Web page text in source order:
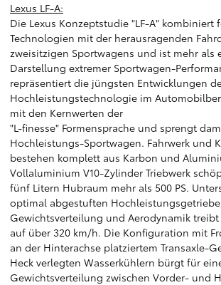
Lexus LF-A:
Die Lexus Konzeptstudie "LF-A" kombiniert
Technologien mit der herausragenden
zweisitzigen Sportwagens und ist mehr als
Darstellung extremer Sportwagen-
repräsentiert die jüngsten Entwicklungen
Hochleistungstechnologie im
mit den Kernwerten der
"L-finesse" Formensprache und sprengt
Hochleistungs-Sportwagen. Fahrwerk und
bestehen komplett aus Karbon und
Vollaluminium V10-Zylinder Triebwerk
fünf Litern Hubraum mehr als 500 PS.
optimal abgestuften
Gewichtsverteilung und Aerodynamik treibt
auf über 320 km/h. Die Konfiguration mit
an der Hinterachse platziertem Transaxle-
Heck verlegten Wasserkühlern bürgt für
Gewichtsverteilung zwischen Vorder- und